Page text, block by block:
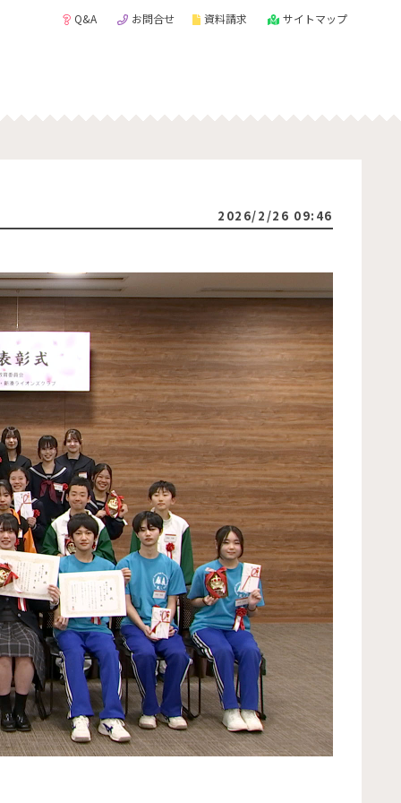
Q&A お問合せ 資料請求 サイトマップ
2026/2/26 09:46